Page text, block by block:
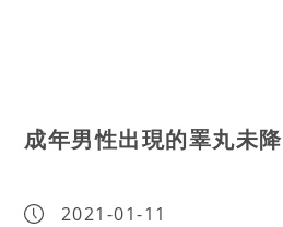
成年男性出現的睪丸未降
2021-01-11